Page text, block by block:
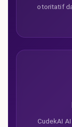
otoritatif
CudekAI